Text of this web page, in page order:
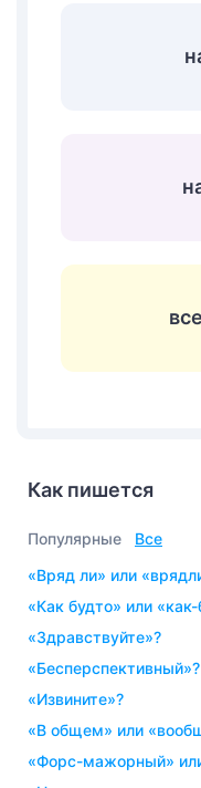
Как пишется
Популярные
Все
«вряд ли» или
«как будто» или
«здравствуйте»?
«бесперспективный»?
«извините»?
«в общем» или
«форс-мажорный»